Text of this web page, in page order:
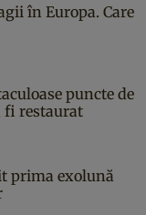
în Europa. Care
puncte de
fi restaurat
prima exolună